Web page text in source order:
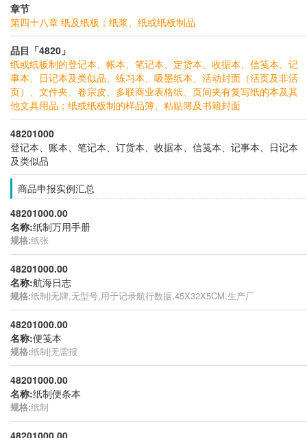
章节
第四十八章 纸及纸板；纸浆、纸或纸板制品
品目「4820」
纸或纸板制的登记本、帐本、笔记本、定货本、收据本、信笺本、记
事本、日记本及类似品、练习本、吸墨纸本、活动封面（活页及非活
页）、文件夹、卷宗皮、多联商业表格纸、页间夹有复写纸的本及其
他文具用品；纸或纸板制的样品簿、粘贴簿及书籍封面
48201000
登记本、账本、笔记本、订货本、收据本、信笺本、记事本、日记本
及类似品
商品申报实例汇总
48201000.00
名称:纸制万用手册
规格:纸张
48201000.00
名称:航海日志
规格:纸制|无牌,无型号,用于记录航行数据,45X32X5CM,生产厂
48201000.00
名称:便笺本
规格:纸制|无需报
48201000.00
名称:纸制便条本
规格:纸制
48201000.00